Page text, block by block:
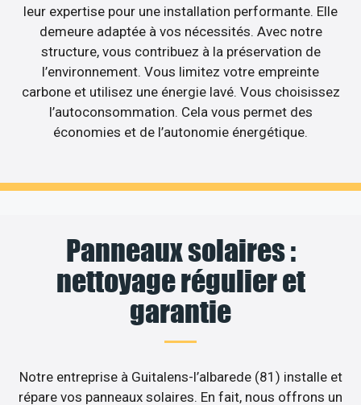
leur expertise pour une installation performante. Elle
demeure adaptée à vos nécessités. Avec notre
structure, vous contribuez à la préservation de
l’environnement. Vous limitez votre empreinte
carbone et utilisez une énergie lavé. Vous choisissez
l’autoconsommation. Cela vous permet des
économies et de l’autonomie énergétique.
Panneaux solaires :
nettoyage régulier et
garantie
Notre entreprise à Guitalens-l’albarede (81) installe et
répare vos panneaux solaires. En fait, nous offrons un